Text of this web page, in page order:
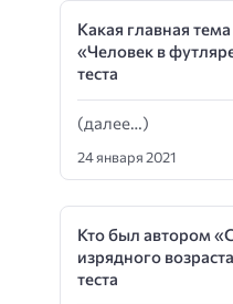
Какая главная
«Человек в
теста
(далее…)
24 января 2021
Кто был автором
изрядного
теста